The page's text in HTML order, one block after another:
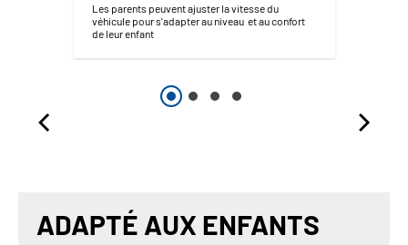
Les parents peuvent ajuster la vitesse du
véhicule pour s'adapter au niveau et au confort
de leur enfant
ADAPTÉ AUX ENFANTS